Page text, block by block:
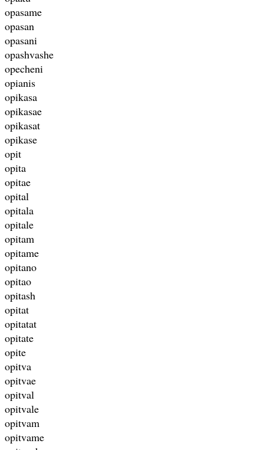
opasame
opasan
opasani
opashvashe
opecheni
opianis
opikasa
opikasae
opikasat
opikase
opit
opita
opitae
opital
opitala
opitale
opitam
opitame
opitano
opitao
opitash
opitat
opitatat
opitate
opite
opitva
opitvae
opitval
opitvale
opitvam
opitvame